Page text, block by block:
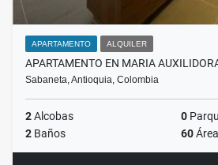
APARTAMENTO ALQUILER
APARTAMENTO EN MARIA
Sabaneta, Antioquia, Colombia
2Alcobas 0
2 Baños 60